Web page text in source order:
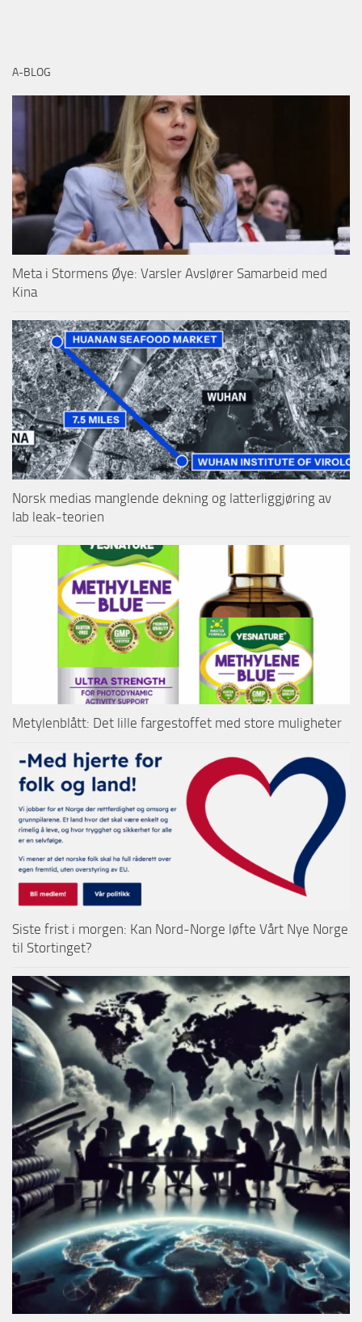
A-BLOG
Meta i Stormens Øye: Varsler Avslører Samarbeid med
Kina
Norsk medias manglende dekning og latterliggjøring av
lab leak-teorien
Metylenblått: Det lille fargestoffet med store muligheter
Siste frist i morgen: Kan Nord-Norge løfte Vårt Nye Norge
til Stortinget?